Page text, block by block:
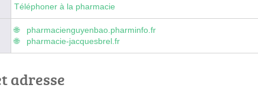
Téléphoner à la pharmacie
pharmacienguyenbao.pharminfo.fr
pharmacie-jacquesbrel.fr
adresse